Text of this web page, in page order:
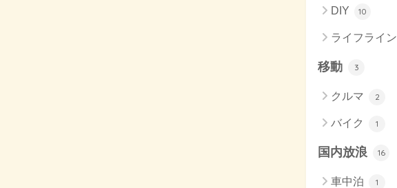
DIY 10
ライフライン
移動 3
クルマ 2
バイク 1
国内放浪 16
車中泊 1